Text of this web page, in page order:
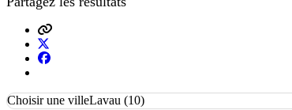
Choisir une villeLavau (10)